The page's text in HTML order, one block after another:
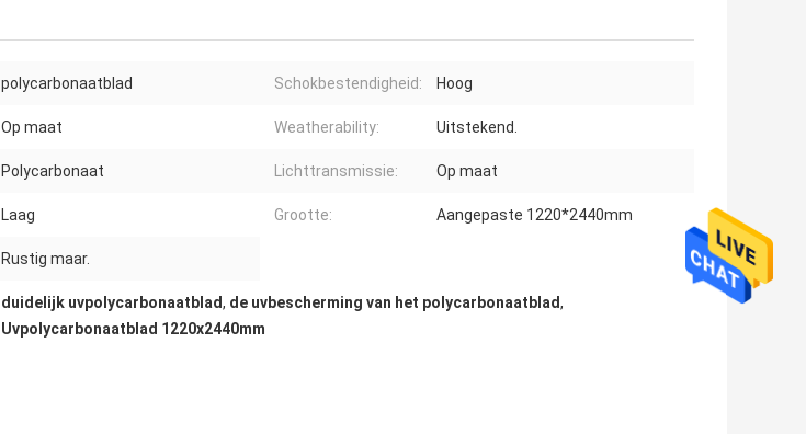
polycarbonaatblad Schokbestendigheid: Hoog
Op maat Weatherability: Uitstekend.
Polycarbonaat Lichttransmissie: Op maat
Laag Grootte: Aangepaste 1220*2440mm
Rustig maar.
duidelijk uvpolycarbonaatblad, de uvbescherming van het polycarbonaatblad,
Uvpolycarbonaatblad 1220x2440mm